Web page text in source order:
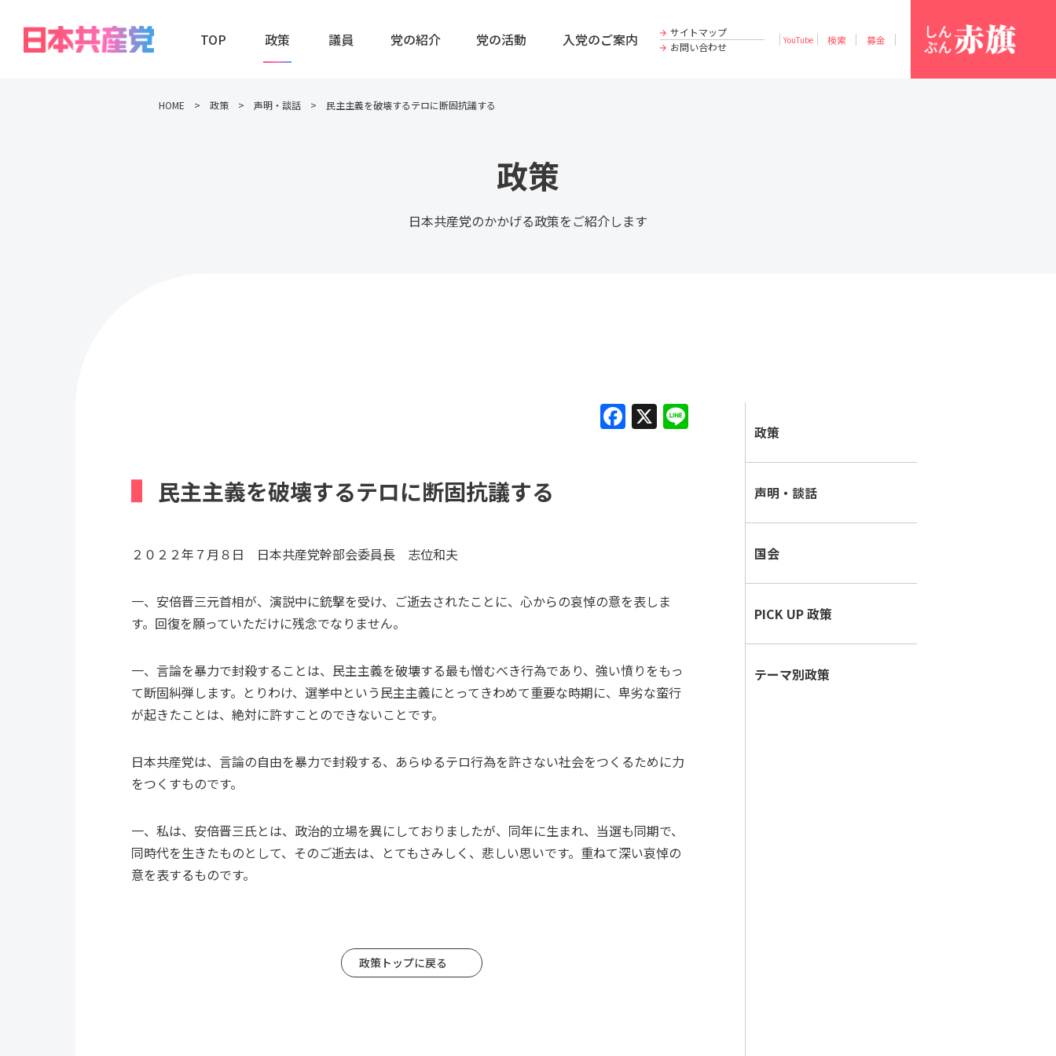
TOP 政策 議員 党の紹介 党の活動 入党のご案内
サイトマップ
お問い合わせ
YouTube 検索 募金
HOME 政策 声明・談話 民主主義を破壊するテロに断固抗議する
政策
日本共産党のかかげる政策をご紹介します
政策
声明・談話
国会
PICK UP 政策
テーマ別政策
F
a
k
X
民主主義を破壊するテロに断固抗議する
２０２２年７月８日 日本共産党幹部会委員長 志位和夫
一、安倍晋三元首相が、演説中に銃撃を受け、ご逝去されたことに、心からの哀悼の意を表しま
す。回復を願っていただけに残念でなりません。
一、言論を暴力で封殺することは、民主主義を破壊する最も憎むべき行為であり、強い憤りをもっ
て断固糾弾します。とりわけ、選挙中という民主主義にとってきわめて重要な時期に、卑劣な蛮行
が起きたことは、絶対に許すことのできないことです。
日本共産党は、言論の自由を暴力で封殺する、あらゆるテロ行為を許さない社会をつくるために力
をつくすものです。
一、私は、安倍晋三氏とは、政治的立場を異にしておりましたが、同年に生まれ、当選も同期で、
同時代を生きたものとして、そのご逝去は、とてもさみしく、悲しい思いです。重ねて深い哀悼の
意を表するものです。
政策トップに戻る